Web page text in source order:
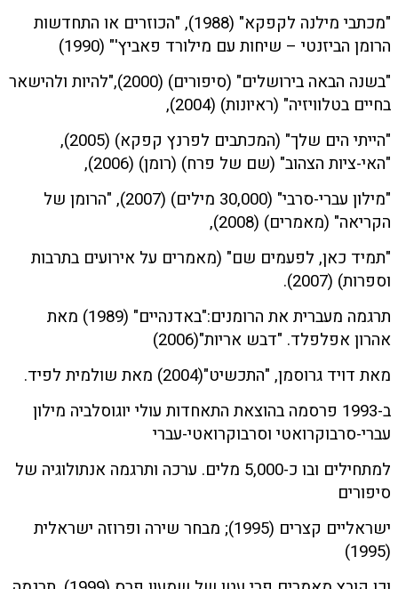
"מכתבי מילנה לקפקא" (1988), "הכוזרים או התחדשות
הרומן הביזנטי – שיחות עם מילורד פאביץ'" (1990)
"בשנה הבאה בירושלים" (סיפורים) (2000),"להיות ולהישאר
בחיים בטלוויזיה" (ראיונות) (2004),
"הייתי הים שלך" (המכתבים לפרנץ קפקא) (2005),
"האי-ציות הצהוב" (שם של פרח) (רומן) (2006),
"מילון עברי-סרבי" (30,000 מילים) (2007), "הרומן של
הקריאה" (מאמרים) (2008),
"תמיד כאן, לפעמים שם" (מאמרים על אירועים בתרבות
וספרות) (2007).
תרגמה מעברית את הרומנים:"באדנהיים" (1989) מאת
אהרון אפלפלד. "דבש אריות"(2006)
מאת דויד גרוסמן, "התכשיט"(2004) מאת שולמית לפיד.
ב-1993 פרסמה בהוצאת התאחדות עולי יוגוסלביה מילון
עברי-סרבוקרואטי וסרבוקרואטי-עברי
למתחילים ובו כ-5,000 מלים. ערכה ותרגמה אנתולוגיה של
סיפורים
ישראליים קצרים (1995); מבחר שירה ופרוזה ישראלית
(1995)